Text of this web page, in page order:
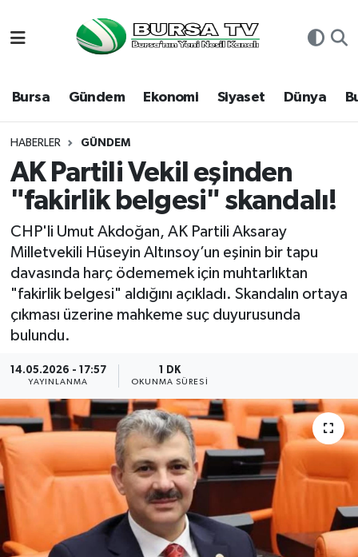
Bursa Gündem Ekonomi Siyaset Dünya
HABERLER GÜNDEM
AK Partili Vekil eşinden
"fakirlik belgesi" skandalı!
CHP'li Umut Akdoğan, AK Partili Aksaray
Milletvekili Hüseyin Altınsoy’un eşinin bir tapu
davasında harç ödememek için muhtarlıktan
"fakirlik belgesi" aldığını açıkladı. Skandalın ortaya
çıkması üzerine mahkeme suç duyurusunda
bulundu.
14.05.2026 - 17:57
YAYINLANMA
1 DK
OKUNMA SÜRESI
Bursa
Dünya
Eğitim
Ekonomi
Genel
Gündem
Sağlık
Siyaset
Spor
Türkiye
Hava Durumu
Namaz Vakitleri
Trafik Durumu
Süper Lig Puan Durumu ve Fikstür
Tüm Manşetler
Son Dakika Haberleri